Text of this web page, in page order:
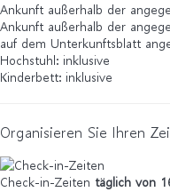
Ankunft außerhalb der
Ankunft außerhalb der
auf dem Unterkunftsblatt
Hochstuhl: inklusive
Kinderbett: inklusive
Organisieren Sie Ihren
Check-in-Zeiten täglich von